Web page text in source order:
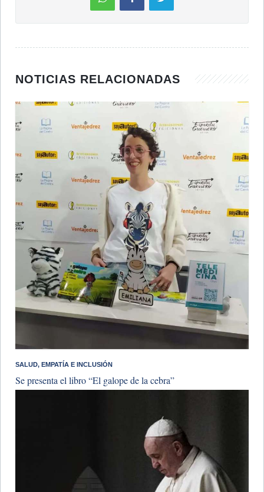
NOTICIAS RELACIONADAS
SALUD, EMPATÍA E INCLUSIÓN
Se presenta el libro “El galope de la cebra”